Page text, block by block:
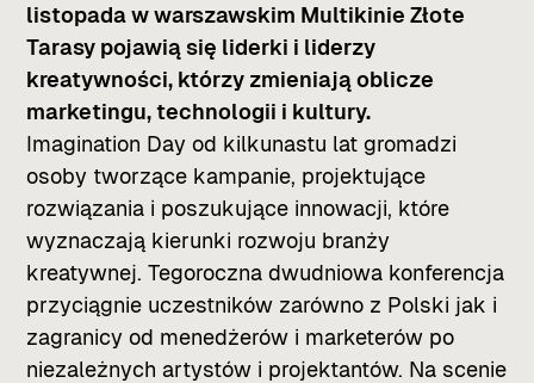
listopada w warszawskim Multikinie Złote
Tarasy pojawią się liderki i liderzy
kreatywności, którzy zmieniają oblicze
marketingu, technologii i kultury.
Imagination Day od kilkunastu lat gromadzi
osoby tworzące kampanie, projektujące
rozwiązania i poszukujące innowacji, które
wyznaczają kierunki rozwoju branży
kreatywnej. Tegoroczna dwudniowa konferencja
przyciągnie uczestników zarówno z Polski jak i
zagranicy od menedżerów i marketerów po
niezależnych artystów i projektantów. Na scenie